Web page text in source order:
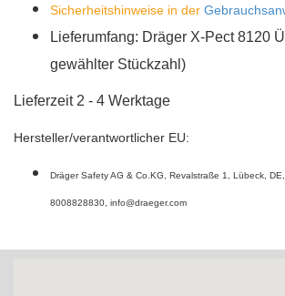
Sicherheitshinweise in der
Lieferumfang: Dräger X-Pect 8120
gewählter Stückzahl)
Lieferzeit 2 - 4 Werktage
Hersteller/verantwortlicher EU:
Dräger Safety AG & Co.KG, Revalstraße 1, Lübeck, DE,
8008828830, info@draeger.com